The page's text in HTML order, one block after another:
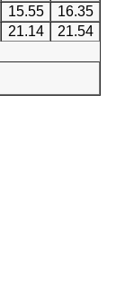
15.55
16.35
21.14
21.54